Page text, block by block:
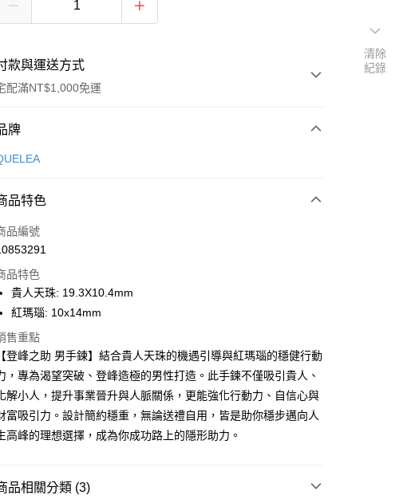
款與運送方式
配滿NT$1,000免運
付款方式
用卡一次付款
合作金庫商業銀行
華南商業銀行
上海商業儲蓄銀行
國泰世華商業銀行
臺灣中小企業銀行
聯邦商業銀行
元大商業銀行
永豐商業銀行
玉山商業銀行
星展（台灣）商業銀行
台新國際商業銀行
中國信託商業銀行
6 期 0 利率 每期
華南商業銀行
上海商業儲蓄銀行
國泰世華商業銀行
匯豐（台灣）商業銀行
聯邦商業銀行
遠東國際商業銀行
元大商業銀行
永豐商業銀行
玉山商業銀行
星展（台灣）商業銀行
台新國際商業銀行
中國信託商業銀行
台灣樂天信用卡公司
LINE Pay
Apple Pay
悠遊付
付款
運送方式
筆NT$65，滿NT$1,000(含以上)免運費
牌
品特色
品編號
品特色
貴人天珠: 19.3X10.4mm
紅瑪瑙: 10x14mm
售重點
【登峰之助 男手鍊】結合貴人天珠的機遇引導與紅瑪瑙的穩健行動
，專為渴望突破、登峰造極的男性打造。此手鍊不僅吸引貴人、
解小人，提升事業晉升與人脈關係，更能強化行動力、自信心與
富吸引力。設計簡約穩重，無論送禮自用，皆是助你穩步邁向人
高峰的理想選擇，成為你成功路上的隱形助力。
品相關分類 (3)
清除
紀錄